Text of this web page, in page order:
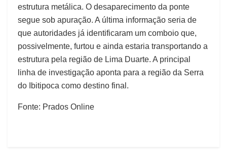
estrutura metálica. O desaparecimento da ponte
segue sob apuração. A última informação seria de
que autoridades já identificaram um comboio que,
possivelmente, furtou e ainda estaria transportando a
estrutura pela região de Lima Duarte. A principal
linha de investigação aponta para a região da Serra
do Ibitipoca como destino final.
Fonte: Prados Online